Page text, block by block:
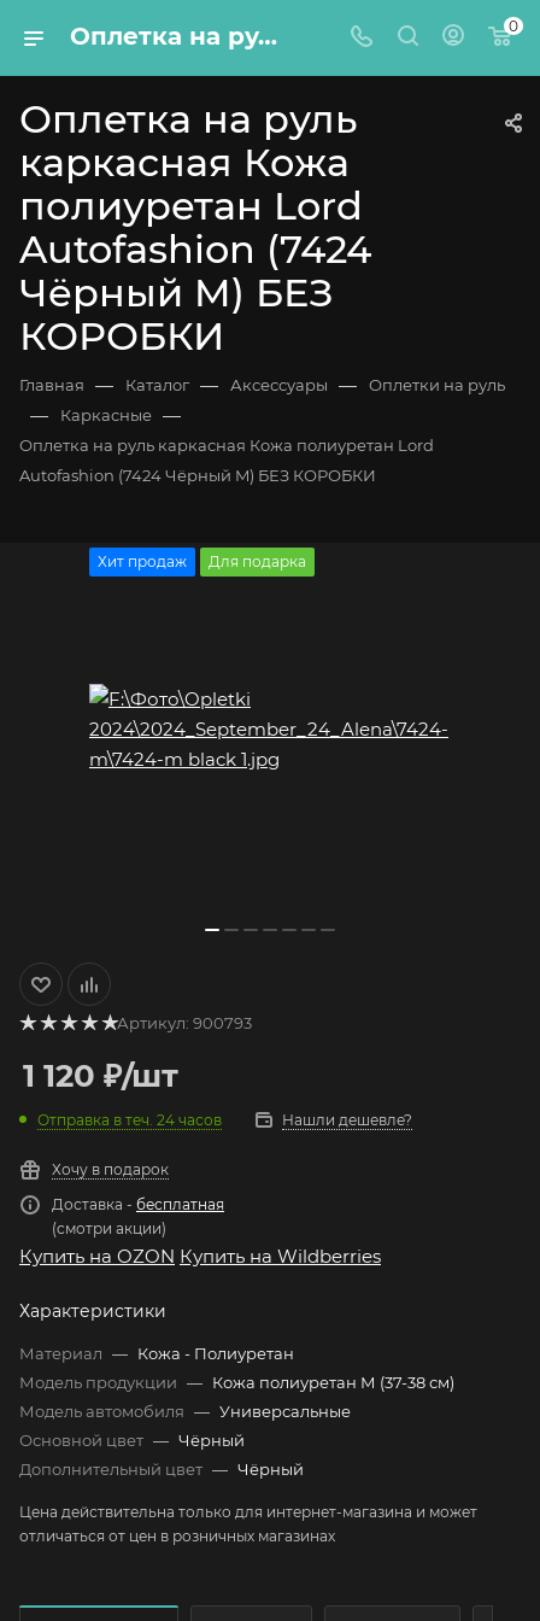
Оплетка на руль каркасная Кожа полиуретан Lord Autofashion (7424 Чёрный M) БЕЗ КОРОБКИ 0
Оплетка на руль
каркасная Кожа
полиуретан Lord
Autofashion (7424
Чёрный M) БЕЗ
КОРОБКИ
Главная — Каталог — Аксессуары — Оплетки на руль
— Каркасные —
Оплетка на руль каркасная Кожа полиуретан Lord
Autofashion (7424 Чёрный M) БЕЗ КОРОБКИ
Хит продаж Для подарка
Артикул: 900793
1 120 ₽/шт
Отправка в теч. 24 часов Нашли дешевле?
Хочу в подарок
Доставка - бесплатная
(смотри акции)
Купить на OZON Купить на Wildberries
Характеристики
Материал — Кожа - Полиуретан
Модель продукции — Кожа полиуретан М (37-38 см)
Модель автомобиля — Универсальные
Основной цвет — Чёрный
Дополнительный цвет — Чёрный
Цена действительна только для интернет-магазина и может
отличаться от цен в розничных магазинах